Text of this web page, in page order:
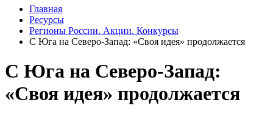
Главная
Ресурсы
Регионы России. Акции. Конкурсы
С Юга на Северо-Запад: «Своя идея» продолжается
С Юга на Северо-Запад:
«Своя идея» продолжается